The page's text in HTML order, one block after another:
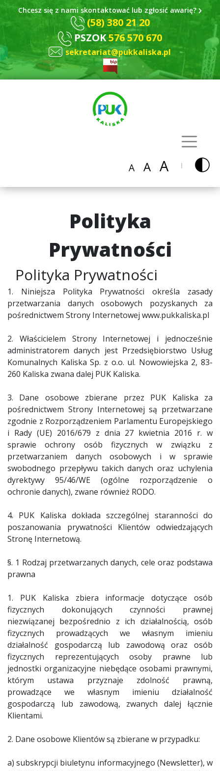
Chcesz się z nami skontaktować lub zgłosić awarię?
(58) 380 21 20
PSZOK576 570 670
sekretariat@pukkaliska.pl
A A A
Polityka
Prywatności
Polityka Prywatności
1. Niniejsza Polityka Prywatności określa zasady
przetwarzania danych osobowych pozyskanych za
pośrednictwem Strony Internetowej www.pukkaliska.pl
2. Właścicielem Strony Internetowej i jednocześnie
administratorem danych jest Przedsiębiorstwo Usług
Komunalnych Kaliska Sp. z o.o. ul. Nowowiejska 2, 83-
260 Kaliska zwana dalej PUK Kaliska.
3. Dane osobowe zbierane przez PUK Kaliska za
pośrednictwem Strony Internetowej są przetwarzane
zgodnie z Rozporządzeniem Parlamentu Europejskiego
i Rady (UE) 2016/679 z dnia 27 kwietnia 2016 r. w
sprawie ochrony osób fizycznych w związku z
przetwarzaniem danych osobowych i w sprawie
swobodnego przepływu takich danych oraz uchylenia
dyrektywy 95/46/WE (ogólne rozporządzenie o
ochronie danych), zwane również RODO.
4. PUK Kaliska dokłada szczególnej staranności do
poszanowania prywatności Klientów odwiedzających
Stronę Internetową.
§. 1 Rodzaj przetwarzanych danych, cele oraz podstawa
prawna
1. PUK Kaliska zbiera informacje dotyczące osób
fizycznych dokonujących czynności prawnej
niezwiązanej bezpośrednio z ich działalnością, osób
fizycznych prowadzących we własnym imieniu
działalność gospodarczą lub zawodową oraz osób
fizycznych reprezentujących osoby prawne lub
jednostki organizacyjne niebędące osobami prawnymi,
którym ustawa przyznaje zdolność prawną,
prowadzące we własnym imieniu działalność
gospodarczą lub zawodową, zwanych dalej łącznie
Klientami.
2. Dane osobowe Klientów są zbierane w przypadku:
a) subskrypcji biuletynu informacyjnego (Newsletter), w